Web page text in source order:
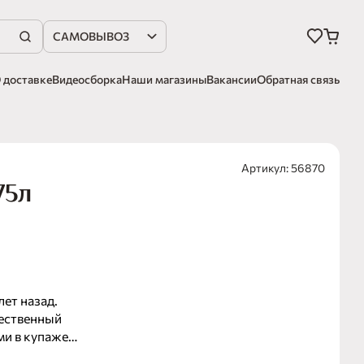
САМОВЫВОЗ
ВидеосборкаНаши магазиныВакансииОбратная связь
назад.
в купаже
Артикул: 56870